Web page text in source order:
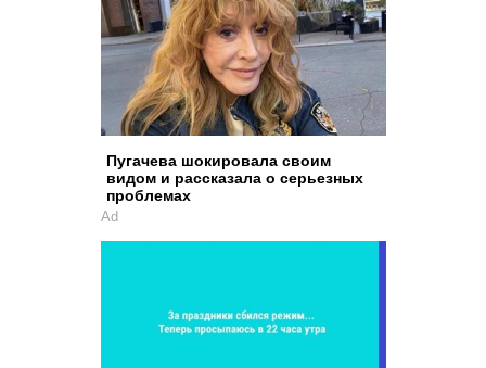
Пугачева шокировала своим
видом и рассказала о серьезных
проблемах
Ad